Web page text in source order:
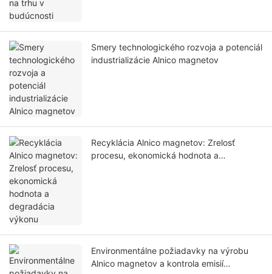
Smery technologického rozvoja a potenciál
industrializácie Alnico magnetov
Recyklácia Alnico magnetov: Zrelosť
procesu, ekonomická hodnota a
Environmentálne požiadavky na výrobu
Alnico magnetov a kontrola emisií